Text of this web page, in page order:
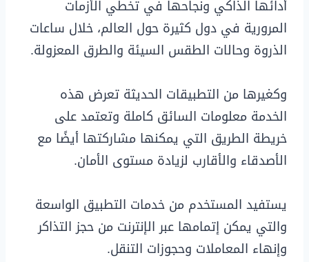
أدائها الذاكي ونجاحها في تخطي الأزمات
المرورية في دول كثيرة حول العالم، خلال ساعات
الذروة وحالات الطقس السيئة والطرق المعزولة.
وكغيرها من التطبيقات الحديثة تعرض هذه
الخدمة معلومات السائق كاملة وتعتمد على
خريطة الطريق التي يمكنها مشاركتها أيضًا مع
الأصدقاء والأقارب لزيادة مستوى الأمان.
يستفيد المستخدم من خدمات التطبيق الواسعة
والتي يمكن إتمامها عبر الإنترنت من حجز التذاكر
وإنهاء المعاملات وحجوزات التنقل.